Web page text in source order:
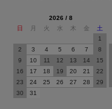
2026 / 8
日
月 火 水 木 金
土
1
2
3 4 5 6 7
8
9
10 11 12 13 14
15
16
17 18 19 20 21
22
23
24 25 26 27 28
29
30
31